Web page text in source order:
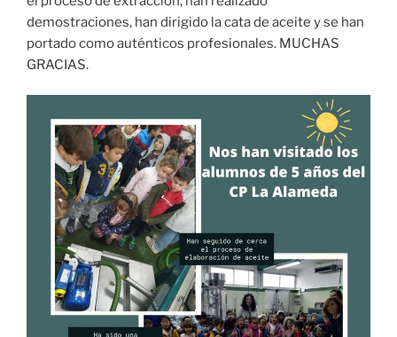
demostraciones, han dirigido la cata de aceite y se han
portado como auténticos profesionales. MUCHAS
GRACIAS.